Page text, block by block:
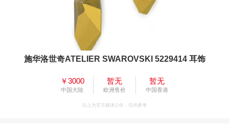
施华洛世奇ATELIER SWAROVSKI 5229414 耳饰
￥3000
中国大陆
暂无
欧洲售价
暂无
中国香港
以上为官方媒体公价，仅供参考